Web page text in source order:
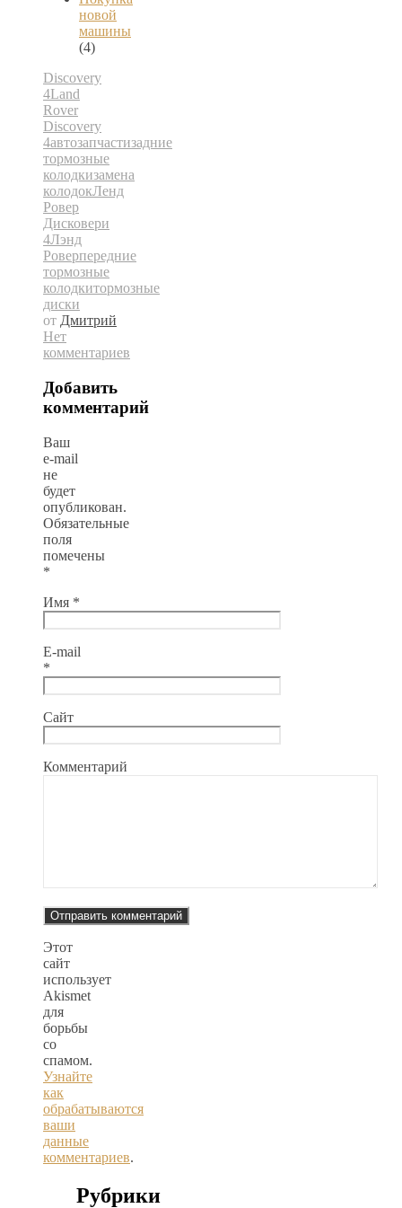
новой
машины
(4)
Discovery
4Land
Rover
Discovery
4автозапчастизадние
тормозные
колодкизамена
колодокЛенд
Ровер
Дисковери
4Лэнд
Роверпередние
тормозные
колодкитормозные
диски
от Дмитрий
Нет
комментариев
Добавить
комментарий
Ваш
e-mail
не
будет
опубликован.
Обязательные
поля
помечены
*
Имя *
E-mail
*
Сайт
Комментарий
Этот
сайт
использует
Akismet
для
борьбы
со
спамом.
Узнайте
как
обрабатываются
ваши
данные
комментариев.
Рубрики